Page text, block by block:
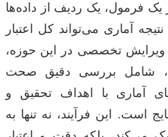
فرمول، یک ردیف از داده‌ها
آماری می‌تواند کل اعتبار
ویرایش تخصصی در این حوزه،
شامل بررسی دقیق صحت
آماری با اهداف تحقیق و
است. این فرآیند، نه تنها به